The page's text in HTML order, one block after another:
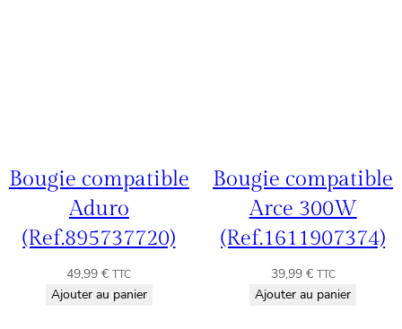
Bougie compatible
Aduro
(Ref.895737720)
49,99€ TTC
Ajouter au panier
Bougie compatible
Arce 300W
(Ref.1611907374)
39,99 € TTC
Ajouter au panier